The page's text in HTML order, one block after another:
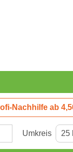
Nachhilfe ab
Umkreis